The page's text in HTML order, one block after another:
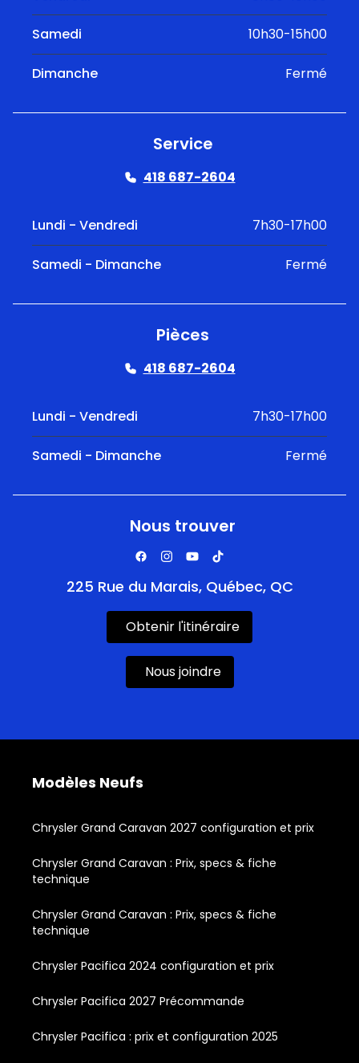
Samedi 10h30-15h00
Dimanche Fermé
Service
418 687-2604
Lundi - Vendredi 7h30-17h00
Samedi - Dimanche Fermé
Pièces
418 687-2604
Lundi - Vendredi 7h30-17h00
Samedi - Dimanche Fermé
Nous trouver
225 Rue du Marais, Québec, QC
Obtenir l'itinéraire
Nous joindre
Modèles Neufs
Chrysler Grand Caravan 2027 configuration et prix
Chrysler Grand Caravan : Prix, specs & fiche
technique
Chrysler Grand Caravan : Prix, specs & fiche
technique
Chrysler Pacifica 2024 configuration et prix
Chrysler Pacifica 2027 Précommande
Chrysler Pacifica : prix et configuration 2025